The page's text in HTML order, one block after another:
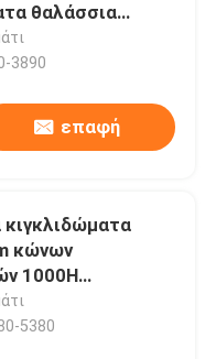
θαλάσσια
3890
επαφή
κιγκλιδώματα
κώνων
1000H
- ανθεκτική
5380